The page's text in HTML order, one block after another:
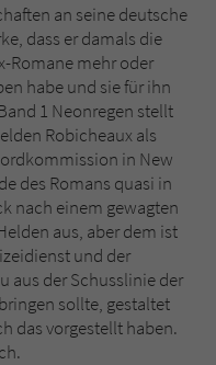
an seine deutsche
dass er damals die
Romane mehr oder
habe und sie für ihn
1 Neonregen stellt
Robicheaux als
in New
des Romans quasi in
nach einem gewagten
aus, aber dem ist
und der
aus der Schusslinie der
sollte, gestaltet
das vorgestellt haben.